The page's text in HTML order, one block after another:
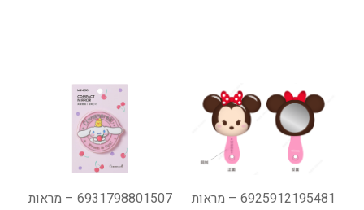
6925912195481 – מראות 6931798801507 – מראות